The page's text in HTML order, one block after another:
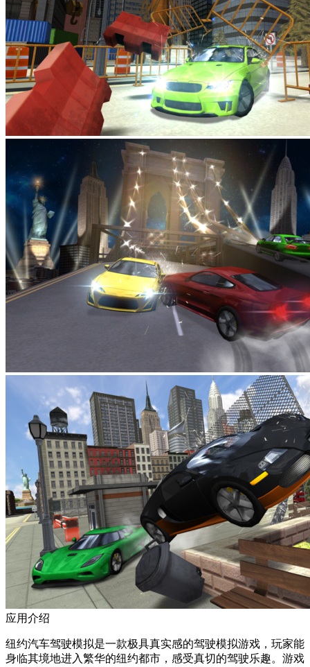
应用介绍
纽约汽车驾驶模拟是一款极具真实感的驾驶模拟游戏，玩家能
身临其境地进入繁华的纽约都市，感受真切的驾驶乐趣。游戏